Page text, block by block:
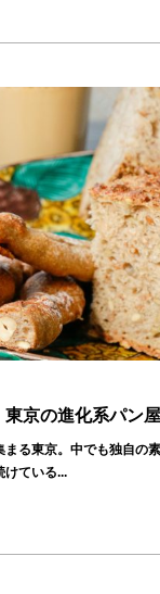
京の進化系パン屋
る東京。中でも独自の
けている...